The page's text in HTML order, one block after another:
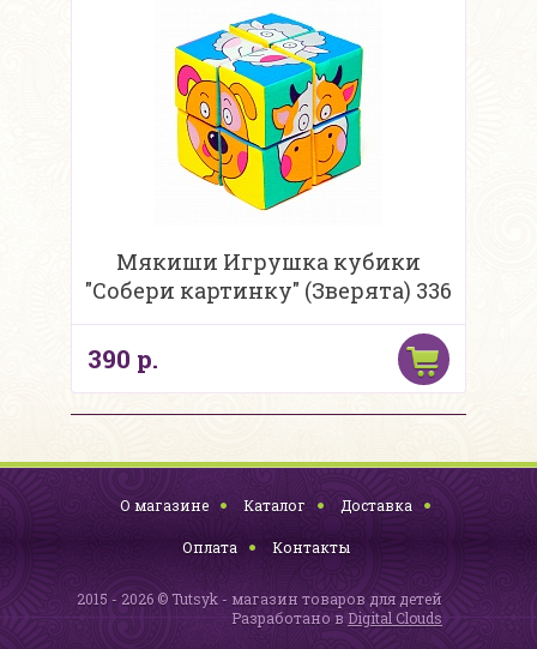
Мякиши Игрушка кубики
"Собери картинку" (Зверята) 336
390 р.
О магазине Каталог Доставка
Оплата Контакты
2015 - 2026 © Tutsyk - магазин товаров для детей
Разработано в Digital Clouds